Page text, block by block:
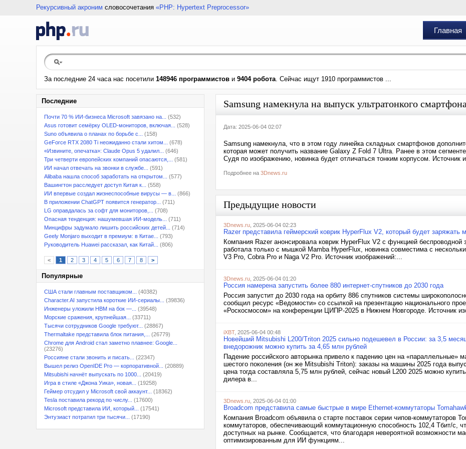
Рекурсивный акроним словосочетания «PHP: Hypertext Preprocessor»
Главная
За последние 24 часа нас посетили 148946 программистов и 9404 робота. Сейчас ищут 1910 программистов ...
Последние
Почти 70 % ИИ-бизнеса Microsoft завязано на...
(532)
Asus готовит семёрку OLED-мониторов, включая...
(528)
Suno объявила о планах по борьбе с...
(158)
GeForce RTX 2080 Ti неожиданно стали хитом...
(678)
«Извините, опечатка»: Claude Opus 5 удалил...
(646)
Три четверти европейских компаний опасаются,...
(581)
ИИ начал отвечать на звонки в службе...
(591)
Alibaba нашла способ заработать на открытом...
(577)
Вашингтон расследует доступ Китая к...
(558)
ИИ впервые создал жизнеспособные вирусы — в...
(866)
В приложении ChatGPT появится генератор...
(711)
LG оправдалась за софт для мониторов,...
(708)
Опасная тенденция: нашумевшая ИИ-модель...
(711)
Минцифры задумало лишить российских детей...
(714)
Geely Monjaro выходит в премиум: в Китае...
(793)
Руководитель Huawei рассказал, как Китай...
(806)
< 1 2 3 4 5 6 7 8 >
Популярные
США стали главным поставщиком...
(40382)
Character.AI запустила короткие ИИ-сериалы...
(39836)
Инженеры уложили HBM на бок —...
(39548)
Морские сражения, крупнейшая...
(33711)
Тысячи сотрудников Google требуют...
(28867)
Thermaltake представила блок питания,...
(26779)
Chrome для Android стал заметно плавнее: Google...
(23276)
Россияне стали звонить и писать...
(22347)
Вышел релиз OpenIDE Pro — корпоративной...
(20889)
Mitsubishi начнёт выпускать по 1000...
(20419)
Игра в стиле «Джона Уика», новая...
(19258)
Геймер отсудил у Microsoft свой аккаунт...
(18362)
Tesla поставила рекорд по числу...
(17600)
Microsoft представила ИИ, который...
(17541)
Энтузиаст потратил три тысячи...
(17190)
Samsung намекнула на выпуск ультратонкого
Дата: 2025-06-04 02:07
Samsung намекнула, что в этом году линейка складных смартфонов
которая может получить название Galaxy Z Fold 7 Ultra. Ранее в этом
Судя по изображению, новинка будет отличаться тонким корпусом. Источник
Подробнее на 3Dnews.ru
Предыдущие новости
3Dnews.ru , 2025-06-04 02:23
Razer представила геймерский коврик HyperFlux V2, который будет
Компания Razer анонсировала коврик HyperFlux V2 с функцией
работала только с мышкой Mamba HyperFlux, новинка совместима с
V3 Pro, Cobra Pro и Naga V2 Pro. Источник изображений:...
3Dnews.ru , 2025-06-04 01:20
Россия намерена запустить более 880 интернет-спутников до 2030 года
Россия запустит до 2030 года на орбиту 886 спутников системы
сообщил ресурс «Ведомости» со ссылкой на презентацию национального
«Роскосмосом» на конференции ЦИПР-2025 в Нижнем Новгороде. Источник
iXBT, 2025-06-04 00:48
Новейший Mitsubishi L200/Triton 2025 сильно подешевел в России: за 3,5
внедорожник можно купить за 4,65 млн рублей
Падение российского авторынка привело к падению цен на
шестого поколения (он же Mitsubishi Triton): заказы на машины 2025 года
цена тогда составляла 5,75 млн рублей, сейчас новый L200 2025 можно
дилера в...
3Dnews.ru , 2025-06-04 01:00
Broadcom представила самые быстрые в мире Ethernet-коммутаторы
Компания Broadcom объявила о старте поставок серии чипов-коммутаторов
коммутаторов, обеспечивающий коммутационную способность 102,4 Тбит/с,
доступных на рынке. Сообщается, что благодаря невероятной возможности
оптимизированным для ИИ функциям...